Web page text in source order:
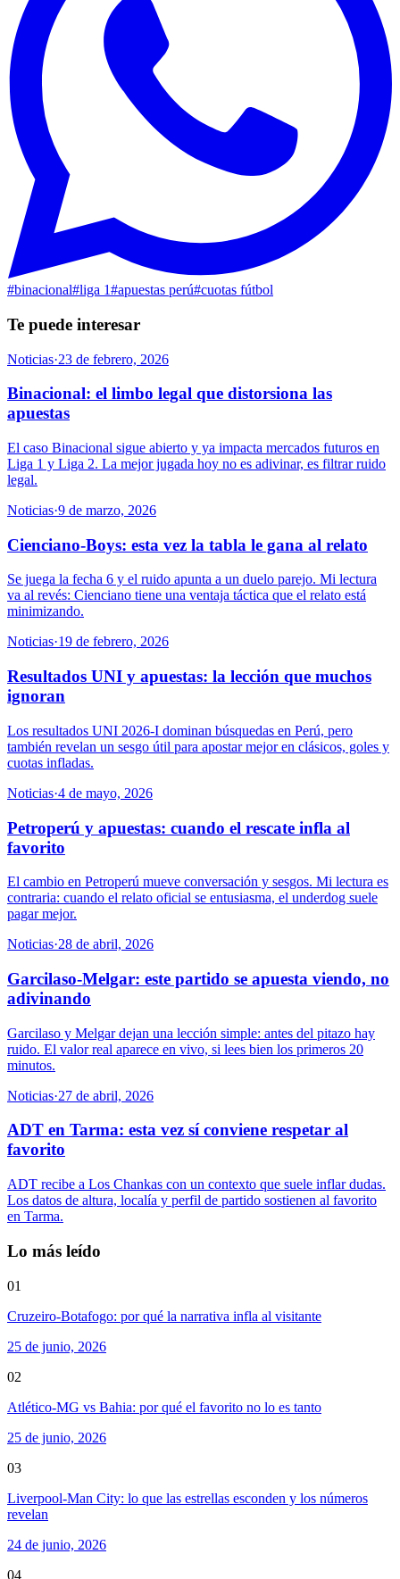
#binacional#liga 1#apuestas perú#cuotas fútbol
Te puede interesar
Noticias·23 de febrero, 2026
Binacional: el limbo legal que distorsiona las
apuestas
El caso Binacional sigue abierto y ya impacta mercados futuros en
Liga 1 y Liga 2. La mejor jugada hoy no es adivinar, es filtrar ruido
legal.
Noticias·9 de marzo, 2026
Cienciano-Boys: esta vez la tabla le gana al relato
Se juega la fecha 6 y el ruido apunta a un duelo parejo. Mi lectura
va al revés: Cienciano tiene una ventaja táctica que el relato está
minimizando.
Noticias·19 de febrero, 2026
Resultados UNI y apuestas: la lección que muchos
ignoran
Los resultados UNI 2026-I dominan búsquedas en Perú, pero
también revelan un sesgo útil para apostar mejor en clásicos, goles y
cuotas infladas.
Noticias·4 de mayo, 2026
Petroperú y apuestas: cuando el rescate infla al
favorito
El cambio en Petroperú mueve conversación y sesgos. Mi lectura es
contraria: cuando el relato oficial se entusiasma, el underdog suele
pagar mejor.
Noticias·28 de abril, 2026
Garcilaso-Melgar: este partido se apuesta viendo, no
adivinando
Garcilaso y Melgar dejan una lección simple: antes del pitazo hay
ruido. El valor real aparece en vivo, si lees bien los primeros 20
minutos.
Noticias·27 de abril, 2026
ADT en Tarma: esta vez sí conviene respetar al
favorito
ADT recibe a Los Chankas con un contexto que suele inflar dudas.
Los datos de altura, localía y perfil de partido sostienen al favorito
en Tarma.
Lo más leído
01
Cruzeiro-Botafogo: por qué la narrativa infla al visitante
25 de junio, 2026
02
Atlético-MG vs Bahia: por qué el favorito no lo es tanto
25 de junio, 2026
03
Liverpool-Man City: lo que las estrellas esconden y los números
revelan
24 de junio, 2026
04